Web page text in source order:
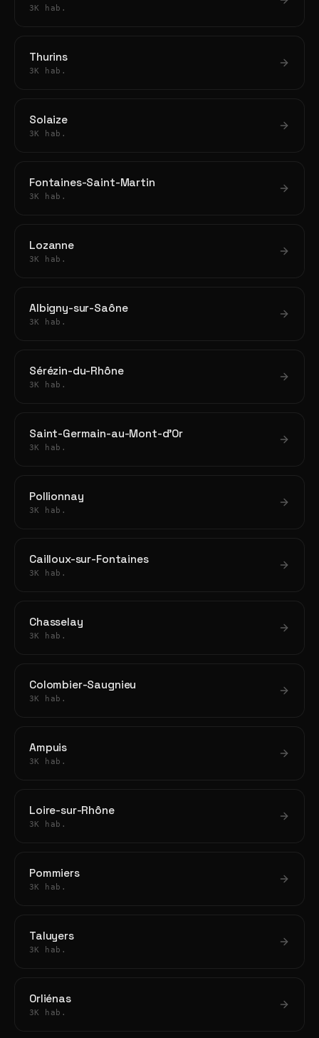
3K hab.
Thurins
3K hab.
Solaize
3K hab.
Fontaines-Saint-Martin
3K hab.
Lozanne
3K hab.
Albigny-sur-Saône
3K hab.
Sérézin-du-Rhône
3K hab.
Saint-Germain-au-Mont-d'Or
3K hab.
Pollionnay
3K hab.
Cailloux-sur-Fontaines
3K hab.
Chasselay
3K hab.
Colombier-Saugnieu
3K hab.
Ampuis
3K hab.
Loire-sur-Rhône
3K hab.
Pommiers
3K hab.
Taluyers
3K hab.
Orliénas
3K hab.